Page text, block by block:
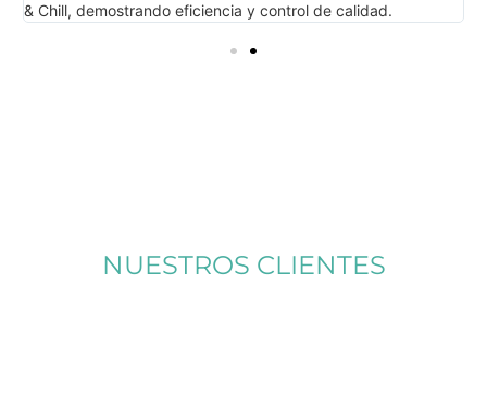
& Chill, demostrando eficiencia y control de calidad.
NUESTROS CLIENTES